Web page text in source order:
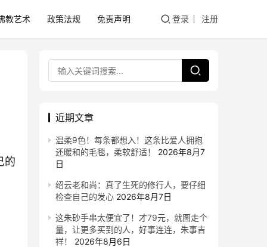
教艺术 政策法规 免责声明 登录 注册
的
近期文章
温柔9色！每条都想入！这条比爱人拥抱
还暖和的毛毯，柔软舒适！
2026年8月7
日
绍云老和尚：真了生死的修行人，要仔细
检查自己的发心 2026年8月7日
这朱砂手串太便宜了！才79元，就图走个
量，让更多买到的人，好事连连，朱事吉
祥！
2026年8月6日